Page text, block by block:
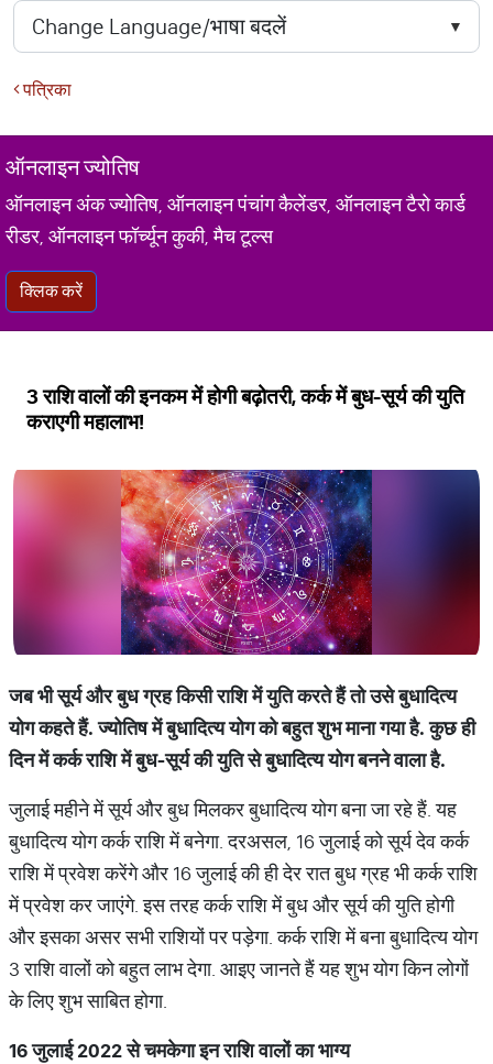
पत्रिका
ऑनलाइन ज्योतिष
ऑनलाइन अंक ज्योतिष, ऑनलाइन पंचांग कैलेंडर, ऑनलाइन टैरो कार्ड
रीडर, ऑनलाइन फॉर्च्यून कुकी, मैच टूल्स
क्लिक करें
3 राशि वालों की इनकम में होगी बढ़ोतरी, कर्क में बुध-सूर्य की युति
कराएगी महालाभ!
जब भी सूर्य और बुध ग्रह किसी राशि में युति करते हैं तो उसे बुधादित्‍य
योग कहते हैं. ज्‍योतिष में बुधादित्‍य योग को बहुत शुभ माना गया है. कुछ ही
दिन में कर्क राशि में बुध-सूर्य की युति से बुधादित्‍य योग बनने वाला है.
जुलाई महीने में सूर्य और बुध मिलकर बुधादित्य योग बना जा रहे हैं. यह
बुधादित्‍य योग कर्क राशि में बनेगा. दरअसल, 16 जुलाई को सूर्य देव कर्क
राशि में प्रवेश करेंगे और 16 जुलाई की ही देर रात बुध ग्रह भी कर्क राशि
में प्रवेश कर जाएंगे. इस तरह कर्क राशि में बुध और सूर्य की युति होगी
और इसका असर सभी राशियों पर पड़ेगा. कर्क राशि में बना बुधादित्‍य योग
3 राशि वालों को बहुत लाभ देगा. आइए जानते हैं यह शुभ योग किन लोगों
के लिए शुभ साबित होगा.
16जुलाई2022से चमकेगा इन राशि वालों का भाग्‍य